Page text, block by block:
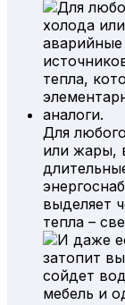
Для
или жары,
выделяет
тепла –